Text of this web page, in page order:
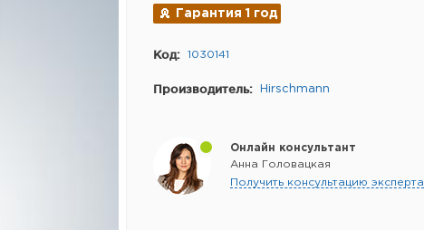
Гарантия 1 год
Код: 1030141
Производитель: Hirschmann
Онлайн консультант
Анна Головацкая
Получить консультацию эксперта